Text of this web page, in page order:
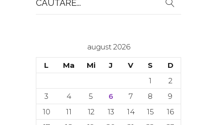
for:
august 2026
L
Ma Mi J V S
D
1
2
3
4 5 6 7 8
9
10
11 12 13 14 15
16